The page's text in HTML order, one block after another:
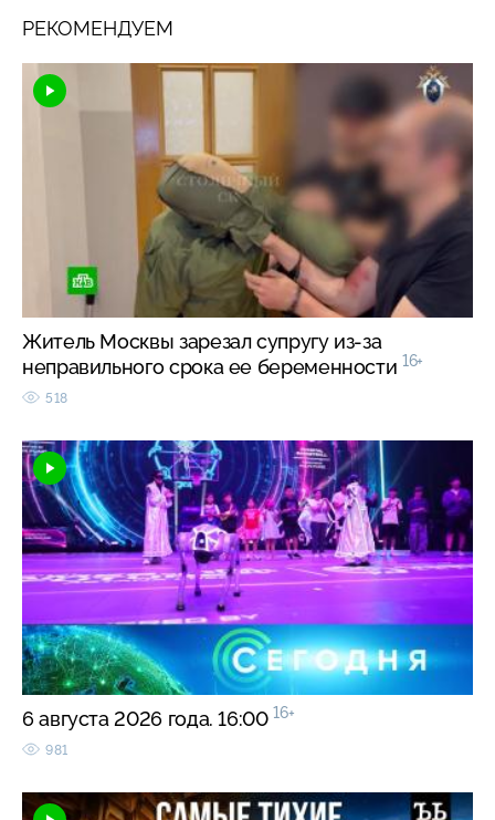
РЕКОМЕНДУЕМ
Житель Москвы зарезал супругу из-за
неправильного срока ее беременности 16+
518
6 августа 2026 года. 16:00 16+
981